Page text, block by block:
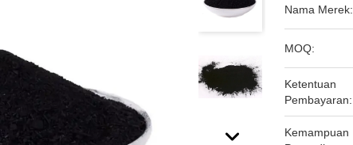
Nama Merek:
MOQ:
Ketentuan
Pembayaran:
Kemampuan